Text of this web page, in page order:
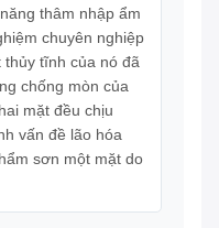
thâm nhập ẩm
chuyên nghiệp
thủy tĩnh của nó đã
chống mòn của
mặt đều chịu
vấn đề lão hóa
sơn một mặt do